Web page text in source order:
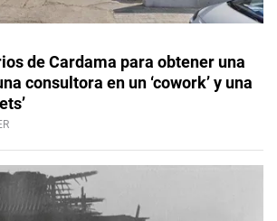
de Cardama para obtener una
consultora en un ‘cowork’ y una